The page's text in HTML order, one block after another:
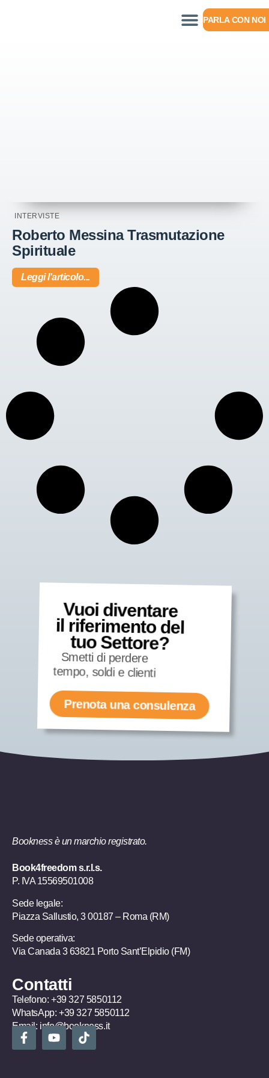
PARLA CON NOI
INTERVISTE
Roberto Messina Trasmutazione
Spirituale
Leggi l'articolo...
Vuoi diventare
il riferimento del
tuo Settore?
Smetti di perdere
tempo, soldi e clienti
Prenota una consulenza
Bookness è un marchio registrato.
Book4freedom s.r.l.s.
P. IVA ​15569501008
Sede legale:
Piazza Sallustio, 3 00187 – Roma (RM)
Sede operativa:
Via Canada 3 63821 Porto Sant’Elpidio (FM)
Contatti
Telefono: +39 327 5850112
WhatsApp: +39 327 5850112
Email: info@bookness.it